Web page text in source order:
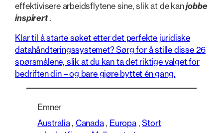
effektivisere arbeidsflytene sine, slik at de kanjobbe
inspirert.
Klar til å starte søket etter det perfekte juridiske
datahåndteringssystemet? Sørg for å stille disse 26
spørsmålene, slik at du kan ta det riktige valget for
bedriften din – og bare gjøre byttet én gang.
Emner
Australia, Canada, Europa , Stort